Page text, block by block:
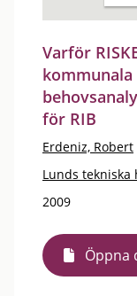
Varför
kommunala
för RIB
Erdeniz, Robert
Lunds tekniska
2009
Öppna